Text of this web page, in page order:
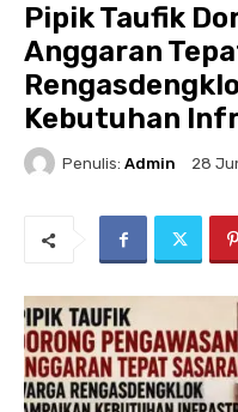
Pipik Taufik
Anggaran
Kebutuhan
Penulis: Admin 28